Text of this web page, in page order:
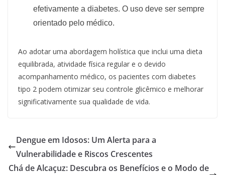
efetivamente a diabetes. O uso deve ser sempre
orientado pelo médico.
Ao adotar uma abordagem holística que inclui uma dieta
equilibrada, atividade física regular e o devido
acompanhamento médico, os pacientes com diabetes
tipo 2 podem otimizar seu controle glicêmico e melhorar
significativamente sua qualidade de vida.
Dengue em Idosos: Um Alerta para a
Vulnerabilidade e Riscos Crescentes
Chá de Alcaçuz: Descubra os Benefícios e o Modo de